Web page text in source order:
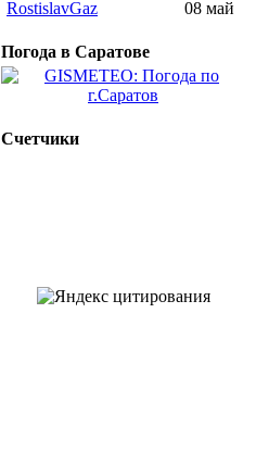
RostislavGaz
08 май
Погода в Саратове
Счетчики